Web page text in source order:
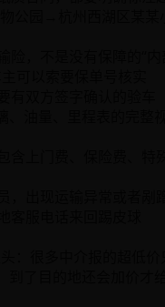
公园→杭州西湖区某某
险，不是没有保障的“内
可以索要保单号核实
双方签字确认的验车
、油量、里程表的完整
含上门费、保险费、特
，出现运输异常或者剐
服电话来回踢皮球
：很多中介报的超低价
到了目的地还会加价才